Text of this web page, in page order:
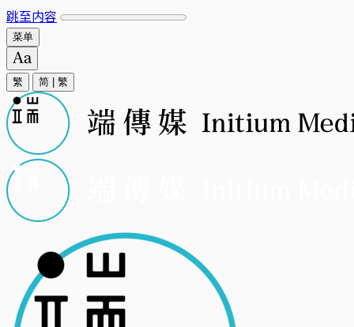
跳至内容
菜单
繁 简 繁